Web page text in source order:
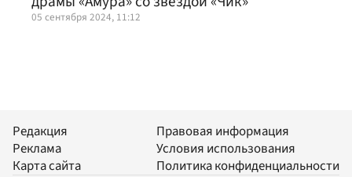
05 сентября 2024, 11:12
Редакция
Реклама
Карта сайта
Правовая информация
Условия использования
Политика конфиденциальности